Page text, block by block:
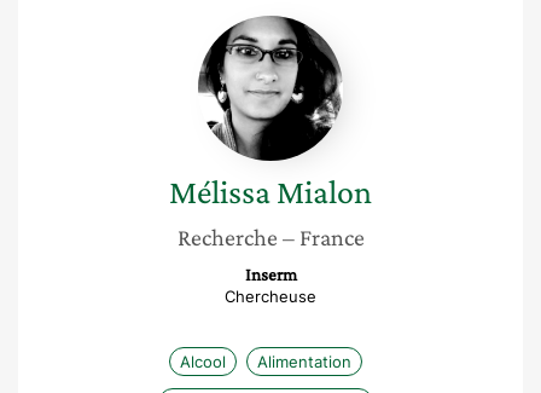
Mélissa
Mialon
MélissaMialon
Recherche – France
Inserm
Chercheuse
Alcool Alimentation